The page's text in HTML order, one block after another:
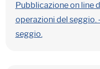
Pubblicazione on line
operazioni del seggio.
seggio.